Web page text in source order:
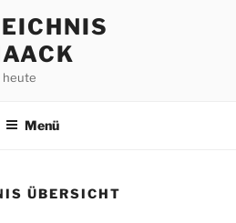
heute
Menü
ÜBERSICHT